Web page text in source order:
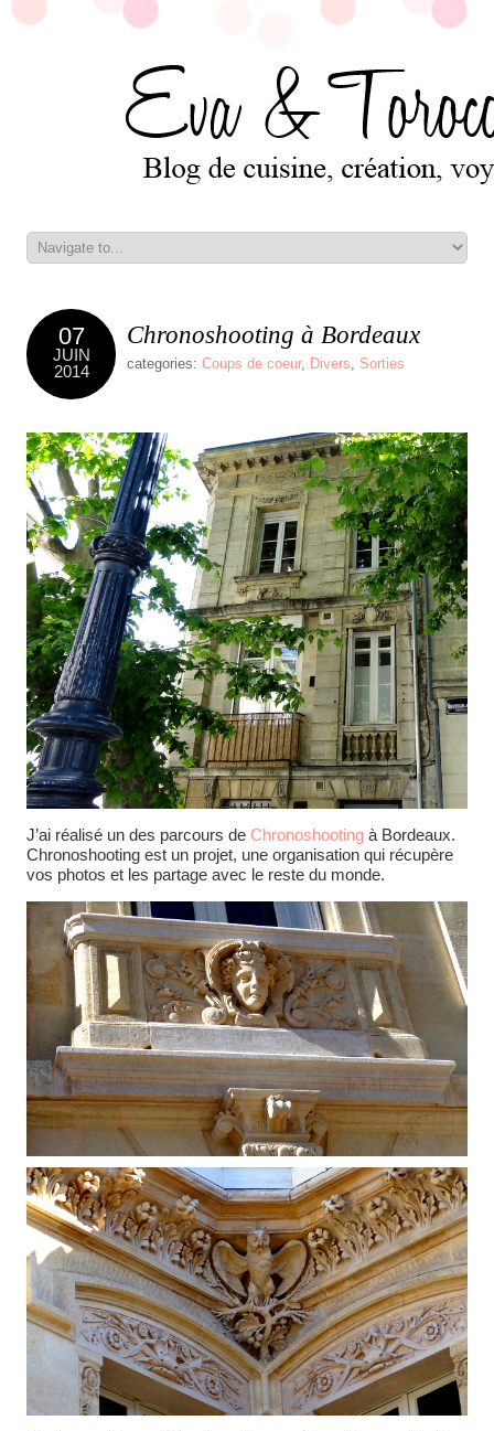
07
JUIN
2014
Chronoshooting à Bordeaux
categories: Coups de coeur, Divers, Sorties
J’ai réalisé un des parcours de Chronoshooting à Bordeaux.
Chronoshooting est un projet, une organisation qui récupère
vos photos et les partage avec le reste du monde.